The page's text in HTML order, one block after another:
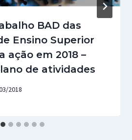
BAD das
Ensino Superior
ação em 2018 –
de atividades
2018